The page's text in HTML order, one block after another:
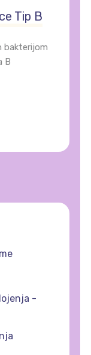
Tip B
bakterijom
B
-